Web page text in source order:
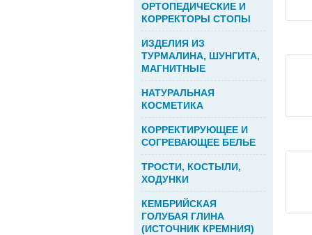
ОРТОПЕДИЧЕСКИЕ И
КОРРЕКТОРЫ СТОПЫ
ИЗДЕЛИЯ ИЗ
ТУРМАЛИНА, ШУНГИТА,
МАГНИТНЫЕ
НАТУРАЛЬНАЯ
КОСМЕТИКА
КОРРЕКТИРУЮЩЕЕ И
СОГРЕВАЮЩЕЕ БЕЛЬЕ
ТРОСТИ, КОСТЫЛИ,
ХОДУНКИ
КЕМБРИЙСКАЯ
ГОЛУБАЯ ГЛИНА
(ИСТОЧНИК КРЕМНИЯ)